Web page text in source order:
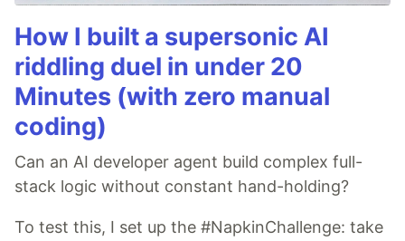
How I built a supersonic AI
riddling duel in under 20
Minutes (with zero manual
coding)
Can an AI developer agent build complex full-
stack logic without constant hand-holding?
To test this, I set up the #NapkinChallenge: take